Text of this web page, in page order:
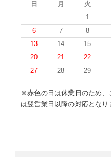
日 月 火
1
6
7 8
13
14 15
20
21 22
27
28 29
※赤色の日は休業日のため、
は翌営業日以降の対応となり